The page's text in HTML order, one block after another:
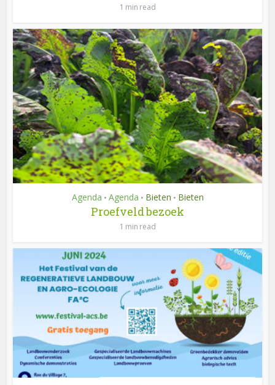
1 min read
Agenda • Agenda • Bieten • Bieten
Proefveld bezoek
1 min read